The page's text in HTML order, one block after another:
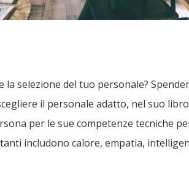
selezione del tuo personale?
il personale adatto, nel suo libro
per le sue competenze tecniche
includono calore, empatia,